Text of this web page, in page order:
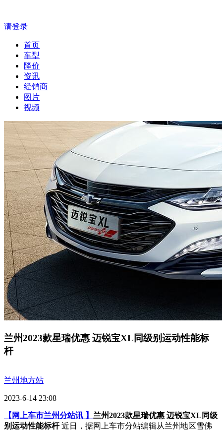
请登录
首页
车型
降价
资讯
经销商
图片
视频
兰州2023款星瑞优惠 迈锐宝XL同级别运动性能标
杆
兰州地方站
2023-6-14 23:08
【网上车市兰州分站讯 】 兰州2023款星瑞优惠 迈锐宝XL同级
别运动性能标杆近日，据网上车市分站编辑从兰州地区雪佛